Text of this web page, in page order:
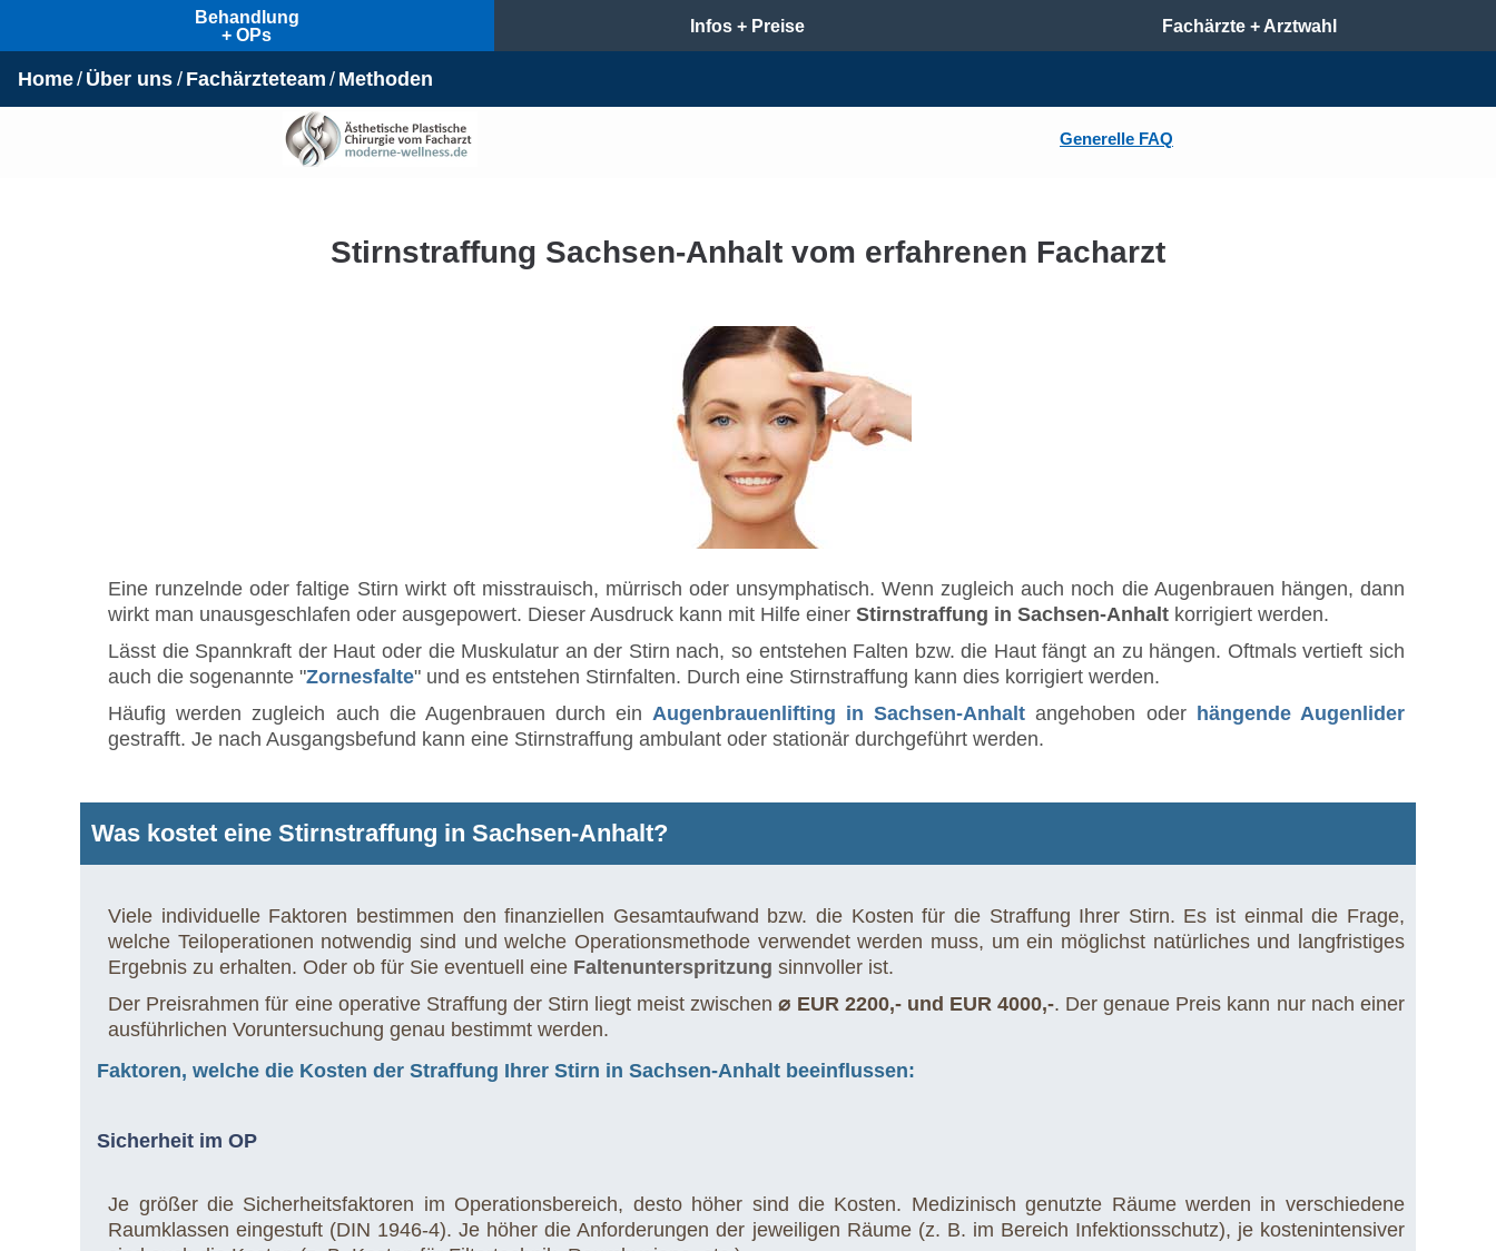
Generelle FAQ
Behandlung
+ OPs
Infos + Preise Fachärzte + Arztwahl
Home Über uns Fachärzteteam Methoden
Stirnstraffung Sachsen-Anhalt vom erfahrenen Facharzt
Eine runzelnde oder faltige Stirn wirkt oft misstrauisch, mürrisch oder unsymphatisch. Wenn zugleich auch noch die Augenbrauen hängen, dann
wirkt man unausgeschlafen oder ausgepowert. Dieser Ausdruck kann mit Hilfe einerStirnstraffung in Sachsen-Anhalt korrigiert werden.
Lässt die Spannkraft der Haut oder die Muskulatur an der Stirn nach, so entstehen Falten bzw. die Haut fängt an zu hängen. Oftmals vertieft sich
auch die sogenannte "Zornesfalte" und es entstehen Stirnfalten. Durch eine Stirnstraffung kann dies korrigiert werden.
Häufig werden zugleich auch die Augenbrauen durch einAugenbrauenlifting in Sachsen-Anhalt angehoben oder hängende Augenlider
gestrafft. Je nach Ausgangsbefund kann eine Stirnstraffung ambulant oder stationär durchgeführt werden.
Was kostet eine Stirnstraffung in Sachsen-Anhalt?
Viele individuelle Faktoren bestimmen den finanziellen Gesamtaufwand bzw. die Kosten für die Straffung Ihrer Stirn. Es ist einmal die Frage,
welche Teiloperationen notwendig sind und welche Operationsmethode verwendet werden muss, um ein möglichst natürliches und langfristiges
Ergebnis zu erhalten. Oder ob für Sie eventuell eine Faltenunterspritzung sinnvoller ist.
Der Preisrahmen für eine operative Straffung der Stirn liegt meist zwischen⌀ EUR 2200,- und EUR 4000,-. Der genaue Preis kann nur nach einer
ausführlichen Voruntersuchung genau bestimmt werden.
Faktoren, welche die Kosten der Straffung Ihrer Stirn in Sachsen-Anhalt beeinflussen:
Sicherheit im OP
Je größer die Sicherheitsfaktoren im Operationsbereich, desto höher sind die Kosten. Medizinisch genutzte Räume werden in verschiedene
Raumklassen eingestuft (DIN 1946-4). Je höher die Anforderungen der jeweiligen Räume (z. B. im Bereich Infektionsschutz), je kostenintensiver